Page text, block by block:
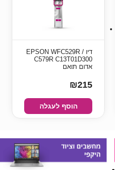
דיו EPSON WFC529R /
C579R C13T01D300
אדום תואם
₪215
הוסף לעגלה